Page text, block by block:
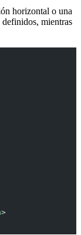
horizontal o una
mientras
>